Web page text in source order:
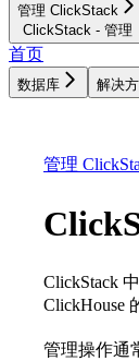
管理 ClickStack
ClickStack - 管理
首页
数据库 解决
管理
ClickStack
ClickHouse
管理操作通